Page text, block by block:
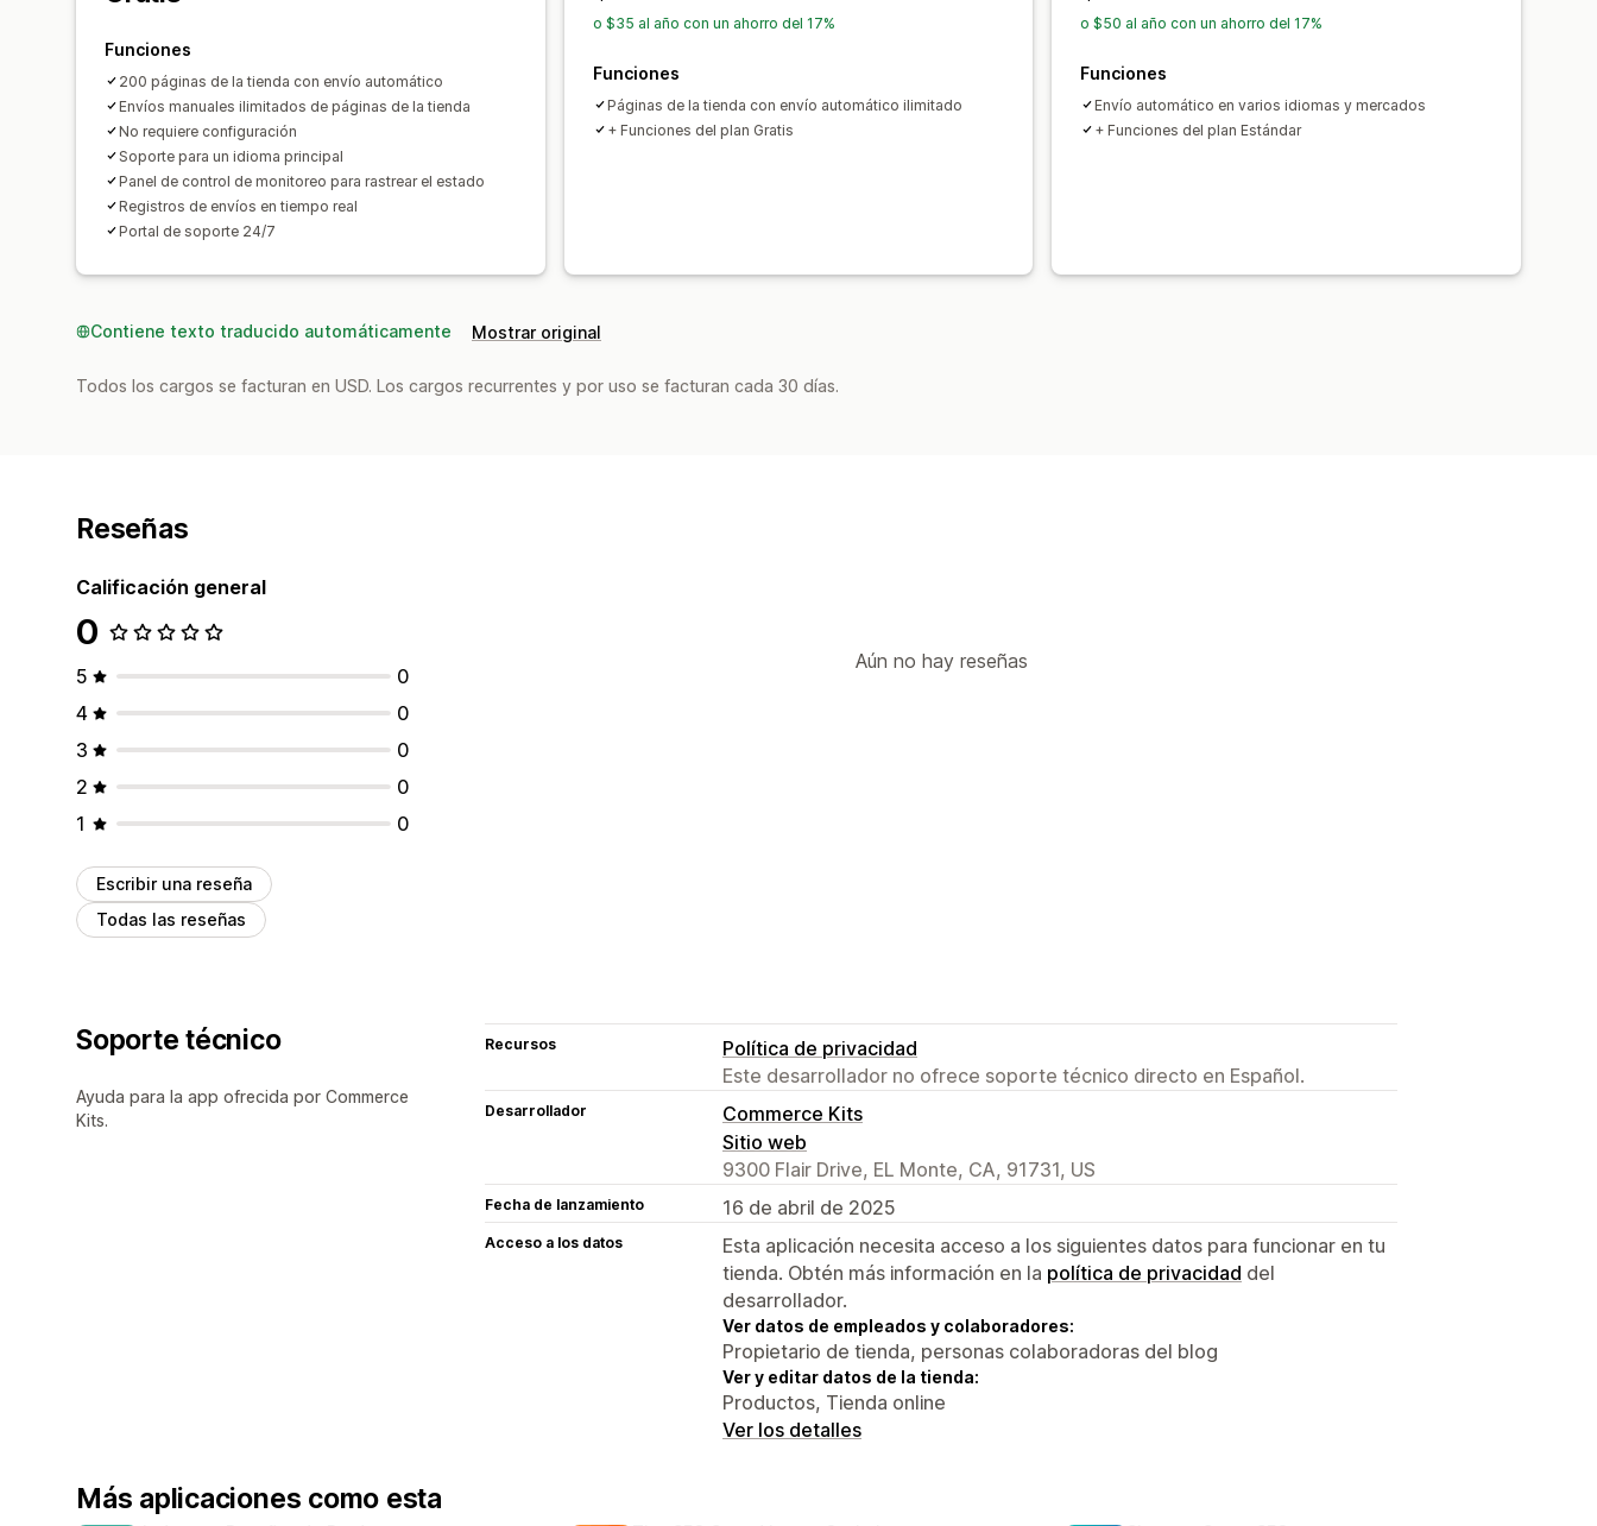
Funciones
200 páginas de la tienda con envío automático
Envíos manuales ilimitados de páginas de la tienda
No requiere configuración
Soporte para un idioma principal
Panel de control de monitoreo para rastrear el estado
Registros de envíos en tiempo real
Portal de soporte 24/7
o $35 al año con un ahorro del 17%
Funciones
Páginas de la tienda con envío automático ilimitado
+ Funciones del plan Gratis
o $50 al año con un ahorro del 17%
Funciones
Envío automático en varios idiomas y mercados
+ Funciones del plan Estándar
Contiene texto traducido automáticamente Mostrar original
Todos los cargos se facturan en USD. Los cargos recurrentes y por uso se facturan cada 30 días.
Reseñas
Calificación general
0
5
0
4
0
3
0
2
0
1
0
Escribir una reseña
Todas las reseñas
Aún no hay reseñas
Soporte técnico
Ayuda para la app ofrecida por Commerce
Kits.
Recursos
Política de privacidad
Este desarrollador no ofrece soporte técnico directo en Español.
Desarrollador
Commerce Kits
Sitio web
9300 Flair Drive, EL Monte, CA, 91731, US
Fecha de lanzamiento 16 de abril de 2025
Acceso a los datos
Esta aplicación necesita acceso a los siguientes datos para funcionar en tu
tienda. Obtén más información en la política de privacidad del
desarrollador.
Ver datos de empleados y colaboradores:
Propietario de tienda, personas colaboradoras del blog
Ver y editar datos de la tienda:
Productos, Tienda online
Ver los detalles
Más aplicaciones como esta